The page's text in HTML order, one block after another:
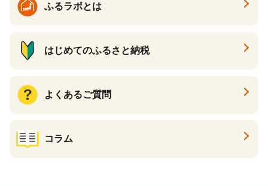
ふるラボとは
はじめてのふるさと納税
よくあるご質問
コラム